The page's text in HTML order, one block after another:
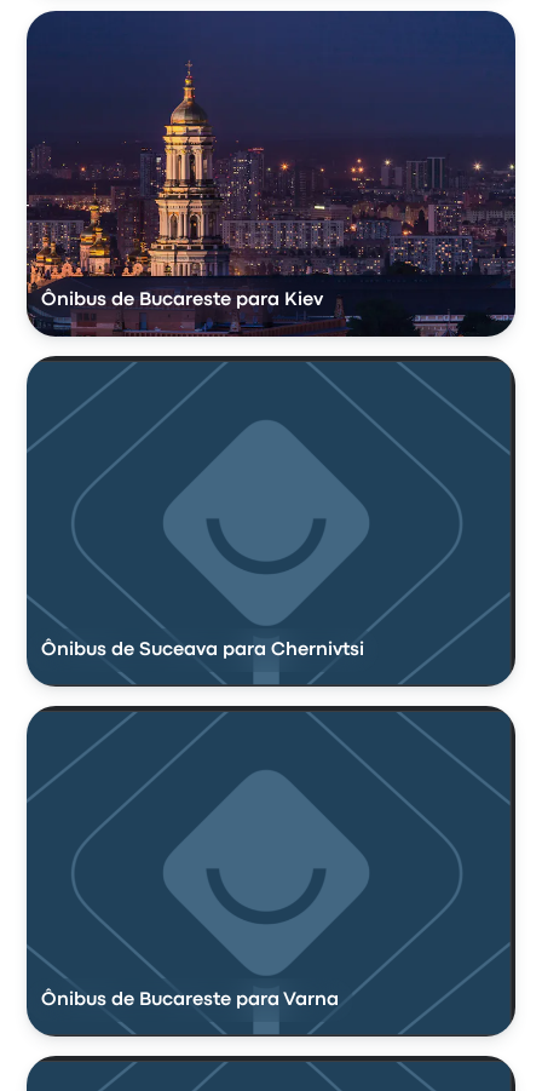
Ônibus de Bucareste para Kiev
Ônibus de Suceava para Chernivtsi
Ônibus de Bucareste para Varna